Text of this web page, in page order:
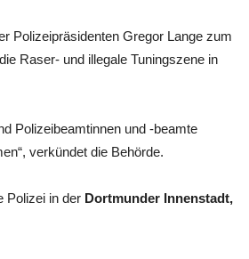
Polizeipräsidenten Gregor Lange zum
Raser- und illegale Tuningszene in
Polizeibeamtinnen und -beamte
verkündet die Behörde.
Polizei in der Dortmunder Innenstadt,